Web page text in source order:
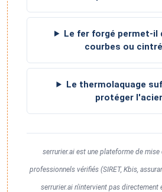
Le fer forgé permet-il
courbes ou
Le thermolaquage
protéger
serrurier.ai est une plateforme de mise
professionnels vérifiés (SIRET, Kbis,
serrurier.ai n'intervient pas directement